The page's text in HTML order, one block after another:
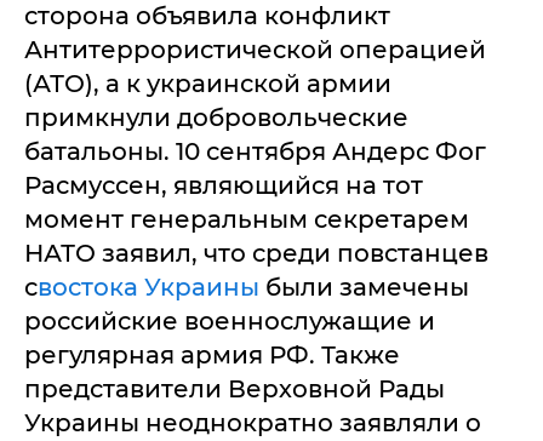
сторона объявила конфликт
Антитеррористической операцией
(АТО), а к украинской армии
примкнули добровольческие
батальоны. 10 сентября Андерс Фог
Расмуссен, являющийся на тот
момент генеральным секретарем
НАТО заявил, что среди повстанцев
свостока Украины были замечены
российские военнослужащие и
регулярная армия РФ. Также
представители Верховной Рады
Украины неоднократно заявляли о